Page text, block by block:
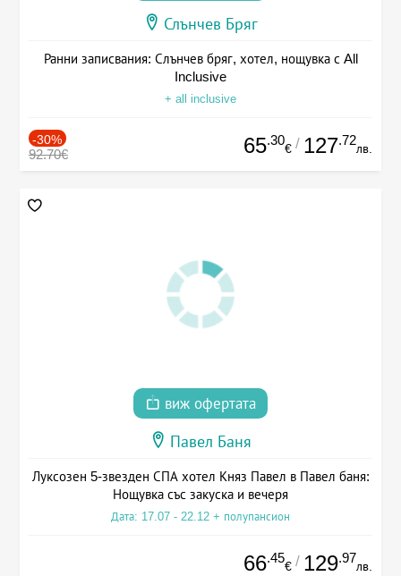
Слънчев Бряг
Ранни записвания: Слънчев бряг, хотел, нощувка с All
Inclusive
+ all inclusive
-30%
92.70€ 65.30
€ / 127.72
лв.
виж офертата
Павел Баня
Луксозен 5-звезден СПА хотел Княз Павел в Павел баня:
Нощувка със закуска и вечеря
Дата: 17.07 - 22.12 + полупансион
66.45
€ / 129.97
лв.